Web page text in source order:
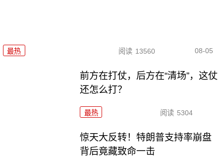
最热 阅读 13560 08-05
前方在打仗，后方在“清场”，这仗
还怎么打？
最热 阅读 5304
惊天大反转！特朗普支持率崩盘
背后竟藏致命一击